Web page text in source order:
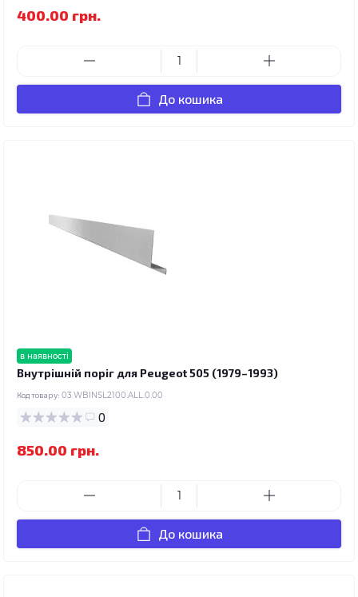
400.00 грн.
До кошика
в наявності
Внутрішній поріг для Peugeot 505 (1979–1993)
Код товару: 03.WBINSL2100.ALL.0.00
0
850.00 грн.
До кошика